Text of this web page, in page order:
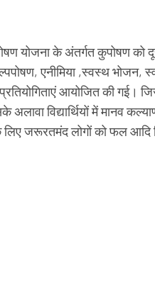
योजना के अंतर्गत कुपोषण
एनीमिया ,स्वस्थ भोजन,
आयोजित की गई।
विद्यार्थियों में मानव
लिए जरूरतमंद लोगों को फल आदि